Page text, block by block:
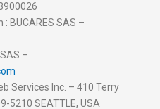
BUCARES SAS –
–
Services Inc. – 410 Terry
5210 SEATTLE, USA